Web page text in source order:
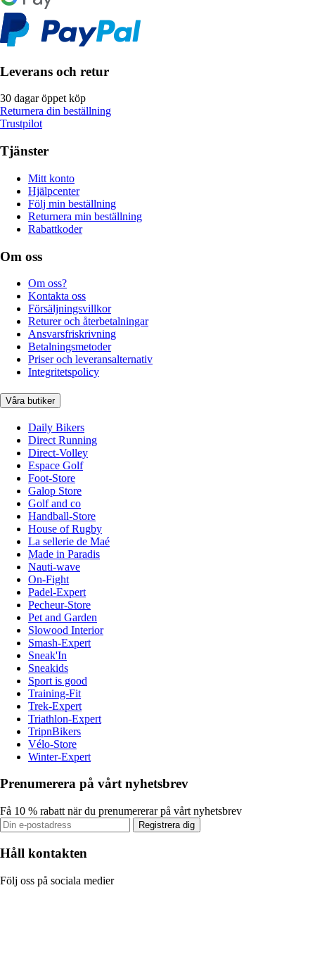
Leverans och retur
30 dagar öppet köp
Returnera din beställning
Trustpilot
Tjänster
Mitt konto
Hjälpcenter
Följ min beställning
Returnera min beställning
Rabattkoder
Om oss
Om oss?
Kontakta oss
Försäljningsvillkor
Returer och återbetalningar
Ansvarsfriskrivning
Betalningsmetoder
Priser och leveransalternativ
Integritetspolicy
Våra butiker
Daily Bikers
Direct Running
Direct-Volley
Espace Golf
Foot-Store
Galop Store
Golf and co
Handball-Store
House of Rugby
La sellerie de Maé
Made in Paradis
Nauti-wave
On-Fight
Padel-Expert
Pecheur-Store
Pet and Garden
Slowood Interior
Smash-Expert
Sneak'In
Sneakids
Sport is good
Training-Fit
Trek-Expert
Triathlon-Expert
TripnBikers
Vélo-Store
Winter-Expert
Prenumerera på vårt nyhetsbrev
Få 10 % rabatt när du prenumererar på vårt nyhetsbrev
Registrera dig
Håll kontakten
Följ oss på sociala medier